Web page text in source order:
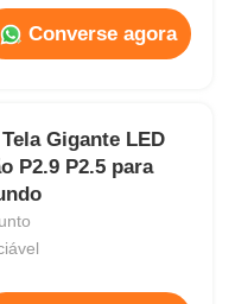
Converse agora
Gigante LED
P2.9 P2.5 para